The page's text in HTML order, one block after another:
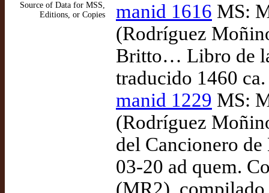
Source of Data for MSS,
Editions, or Copies
manid 1616 MS:
(Rodríguez
Britto… Libro de
traducido 1460
manid 1229 MS:
(Rodríguez
del Cancionero
03-20 ad quem.